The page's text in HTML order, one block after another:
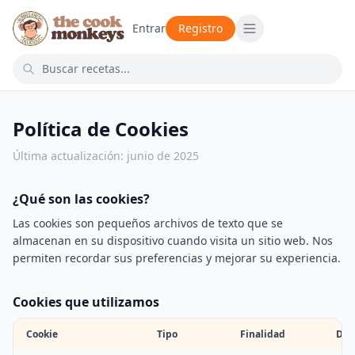
Entrar Registro
Política de Cookies
Última actualización: junio de 2025
¿Qué son las cookies?
Las cookies son pequeños archivos de texto que se
almacenan en su dispositivo cuando visita un sitio web. Nos
permiten recordar sus preferencias y mejorar su experiencia.
Cookies que utilizamos
Cookie Tipo Finalidad